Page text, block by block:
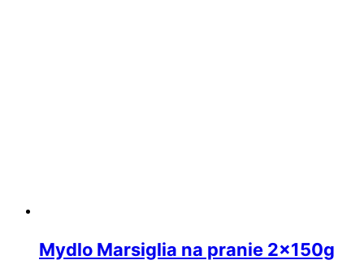
Mydlo Marsiglia na pranie 2x150g